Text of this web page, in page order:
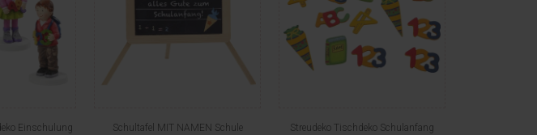
Einschulung
Schultafel MIT NAMEN Schule
Streudeko Tischdeko Schulanfang